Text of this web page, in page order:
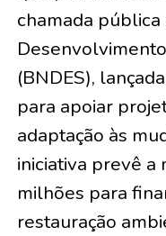
chamada
(BNDES),
para apoiar
adaptação às
iniciativa prevê a
milhões para
restauração